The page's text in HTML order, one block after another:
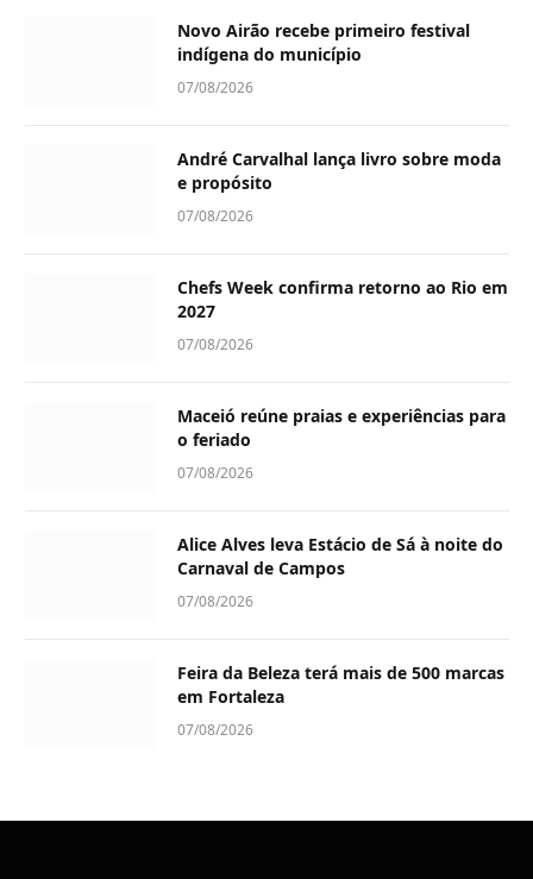
Novo Airão recebe primeiro festival
indígena do município
07/08/2026
André Carvalhal lança livro sobre moda
e propósito
07/08/2026
Chefs Week confirma retorno ao Rio em
2027
07/08/2026
Maceió reúne praias e experiências para
o feriado
07/08/2026
Alice Alves leva Estácio de Sá à noite do
Carnaval de Campos
07/08/2026
Feira da Beleza terá mais de 500 marcas
em Fortaleza
07/08/2026